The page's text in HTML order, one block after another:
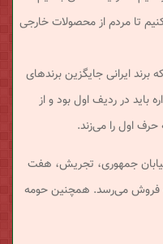
تا مردم از محصولات خارجی
ایرانی جایگزین برندهای
در ردیف اول بود و از
اول را می‌زند.
جمهوری، تجریش، هفت
فروش می‌رسد. همچنین حومه